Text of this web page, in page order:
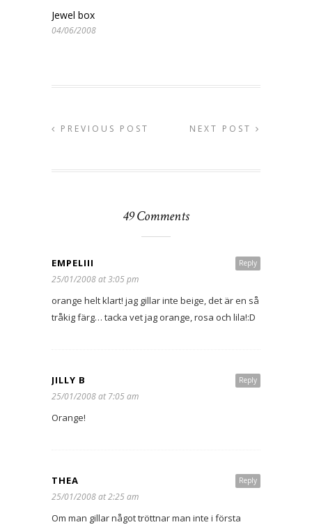
Jewel box
04/06/2008
PREVIOUS POST NEXT POST
49 Comments
Reply
EMPELIII
25/01/2008 at 3:05 pm
orange helt klart! jag gillar inte beige, det är en så
tråkig färg… tacka vet jag orange, rosa och lila!:D
Reply
JILLY B
25/01/2008 at 7:05 am
Orange!
Reply
THEA
25/01/2008 at 2:25 am
Om man gillar något tröttnar man inte i första